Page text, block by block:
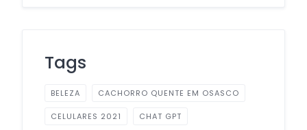
Tags
BELEZA CACHORRO QUENTE EM OSASCO
CELULARES 2021 CHAT GPT